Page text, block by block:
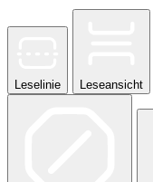
Leselinie Leseansicht